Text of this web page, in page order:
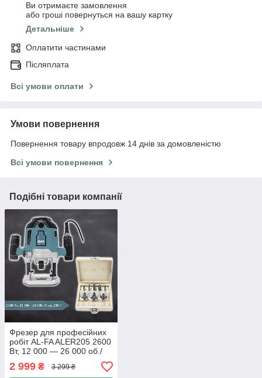
Ви отримаєте замовлення
або гроші повернуться на вашу картку
Детальніше
Оплатити частинами
Післяплата
Всі умови оплати
Умови повернення
Повернення товару впродовж 14 днів за домовленістю
Всі умови повернення
Подібні товари компанії
Фрезер для професійних
робіт AL-FA ALER205 2600
Вт, 12 000 — 26 000 об./
2 999 ₴ 3 299 ₴